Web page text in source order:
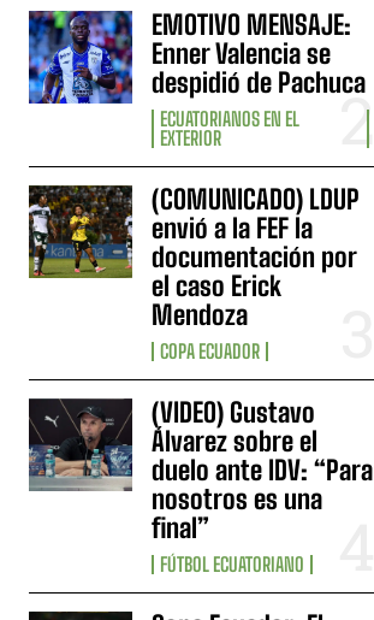
EMOTIVO MENSAJE:
Enner Valencia se
despidió de Pachuca
ECUATORIANOS EN EL
EXTERIOR
(COMUNICADO) LDUP
envió a la FEF la
documentación por
el caso Erick
Mendoza
COPA ECUADOR
(VIDEO) Gustavo
Álvarez sobre el
duelo ante IDV: “Para
nosotros es una
final”
FÚTBOL ECUATORIANO